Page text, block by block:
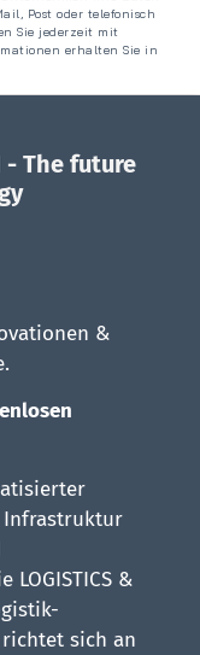
Post oder telefonisch
Sie jederzeit mit
erhalten Sie in
- The future
&
Infrastruktur
&
richtet sich an